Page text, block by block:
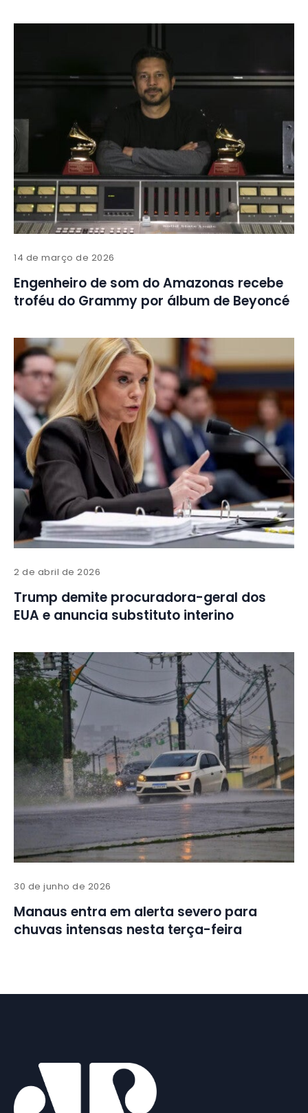
14 de março de 2026
Engenheiro de som do Amazonas recebe
troféu do Grammy por álbum de Beyoncé
2 de abril de 2026
Trump demite procuradora-geral dos
EUA e anuncia substituto interino
30 de junho de 2026
Manaus entra em alerta severo para
chuvas intensas nesta terça-feira